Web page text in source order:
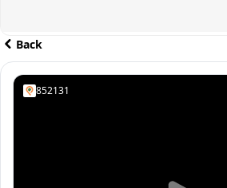
Back
852131